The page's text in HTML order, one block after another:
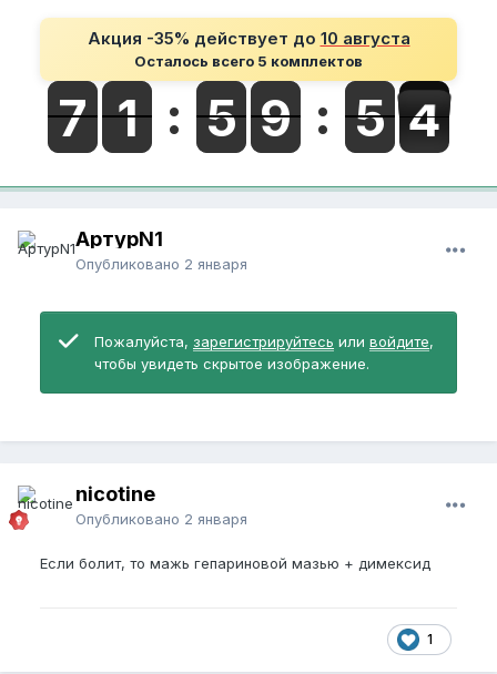
Акция -35% действует до 10 августа
Осталось всего 5 комплектов
АртурN1
Опубликовано 2 января
Пожалуйста, зарегистрируйтесь или войдите,
чтобы увидеть скрытое изображение.
nicotine
Опубликовано 2 января
Если болит, то мажь гепариновой мазью + димексид
1